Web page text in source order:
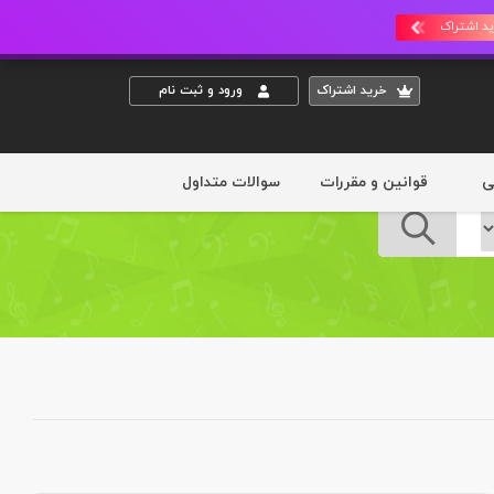
اشتراک
خريد اشتراک ورود و ثبت نام
قوانین و مقررات سوالات متداول